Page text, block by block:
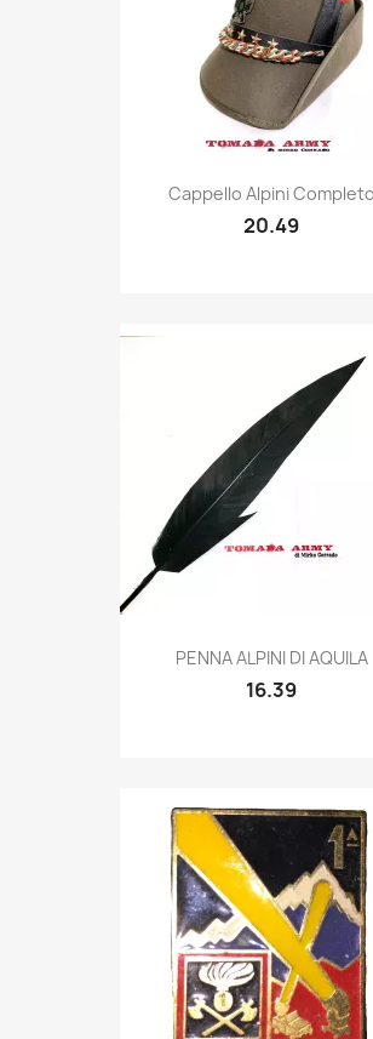
Quick view
Cappello Alpini Completo
20.49
 Quick view
PENNA ALPINI DI AQUILA
16.39